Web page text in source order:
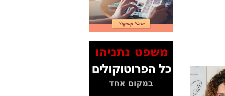
2" על תעלולי השר
משה כחלון -כאן
המשך חשיפת הבלוף
ששמו "מהפיכת
הסלולר" ואיך מסרסים
כאן
סיכום ביקור בסיליקון